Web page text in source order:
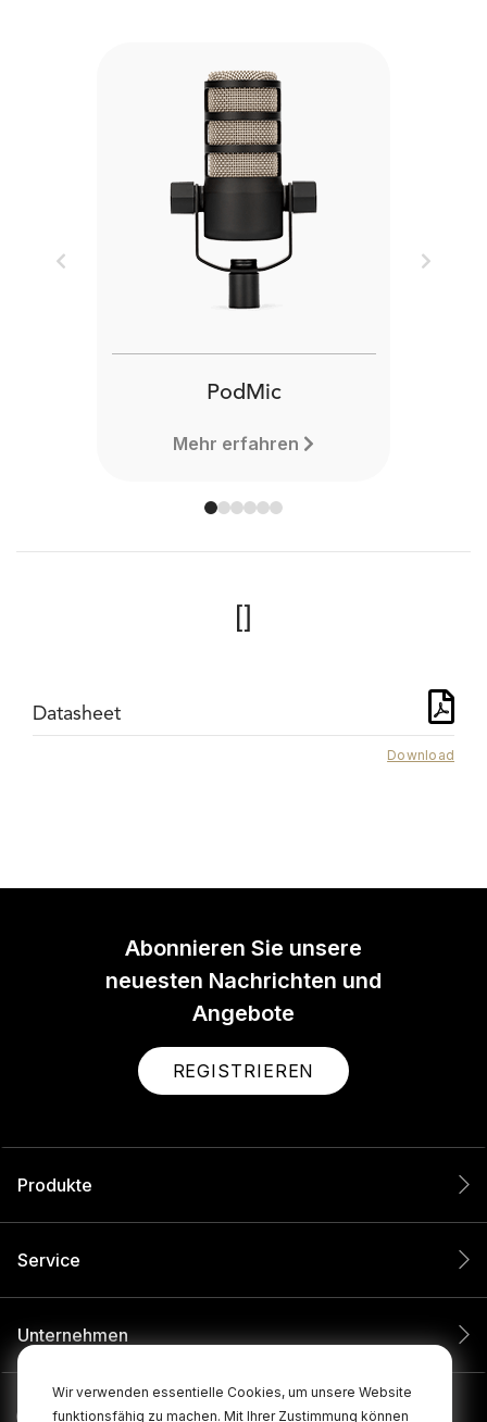
Wir verwenden essentielle Cookies, um unsere Website
funktionsfähig zu machen. Mit Ihrer Zustimmung können
PodMic
Mehr erfahren
Previous Next
Datasheet
Download
Abonnieren Sie unsere
neuesten Nachrichten und
Angebote
REGISTRIEREN
Produkte
Service
Unternehmen